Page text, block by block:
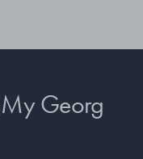
Georg